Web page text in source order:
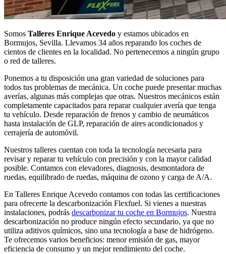
Somos Talleres Enrique Acevedo y estamos ubicados en
Bormujos, Sevilla. Llevamos 34 años reparando los coches de
cientos de clientes en la localidad. No pertenecemos a ningún grupo
o red de talleres.
Ponemos a tu disposición una gran variedad de soluciones para
todos tus problemas de mecánica. Un coche puede presentar muchas
averías, algunas más complejas que otras. Nuestros mecánicos están
completamente capacitados para reparar cualquier avería que tenga
tu vehículo. Desde reparación de frenos y cambio de neumáticos
hasta instalación de GLP, reparación de aires acondicionados y
cerrajería de automóvil.
Nuestros talleres cuentan con toda la tecnología necesaria para
revisar y reparar tu vehículo con precisión y con la mayor calidad
posible. Contamos con elevadores, diagnosis, desmontadora de
ruedas, equilibrado de ruedas, máquina de ozono y carga de A/A.
En Talleres Enrique Acevedo contamos con todas las certificaciones
para ofrecerte la descarbonización Flexfuel. Si vienes a nuestras
instalaciones, podrás descarbonizar tu coche en Bormujos. Nuestra
descarbonización no produce ningún efecto secundario, ya que no
utiliza aditivos químicos, sino una tecnología a base de hidrógeno.
Te ofrecemos varios beneficios: menor emisión de gas, mayor
eficiencia de consumo y un mejor rendimiento del coche.